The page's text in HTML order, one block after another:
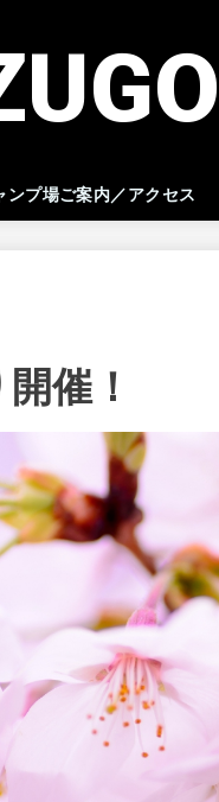
ンプ場ご案内／アクセス
催！